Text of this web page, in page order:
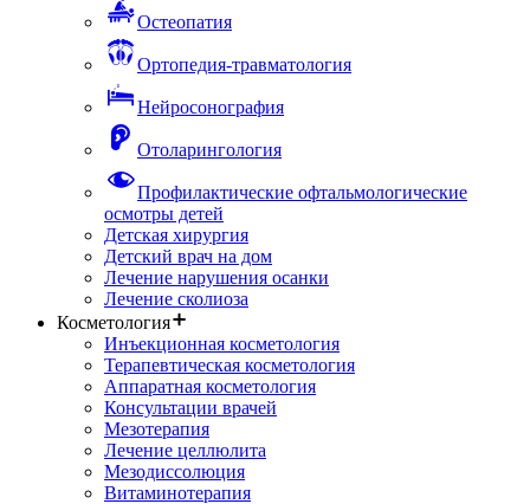
Остеопатия
Ортопедия-травматология
Нейросонография
Отоларингология
Профилактические офтальмологические
осмотры детей
Детская хирургия
Детский врач на дом
Лечение нарушения осанки
Лечение сколиоза
Косметология
Инъекционная косметология
Терапевтическая косметология
Аппаратная косметология
Консультации врачей
Мезотерапия
Лечение целлюлита
Мезодиссолюция
Витаминотерапия